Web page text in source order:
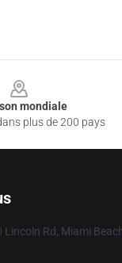
mondiale
plus de 200 pays
Lincoln Rd, Miami